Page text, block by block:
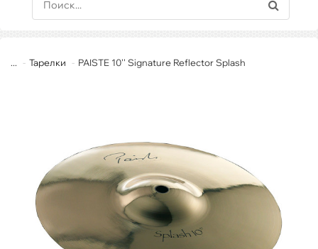
... Тарелки PAISTE 10'' Signature Reflector Splash